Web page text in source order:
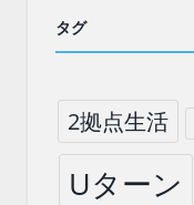
タグ
2拠点生活
Uターン